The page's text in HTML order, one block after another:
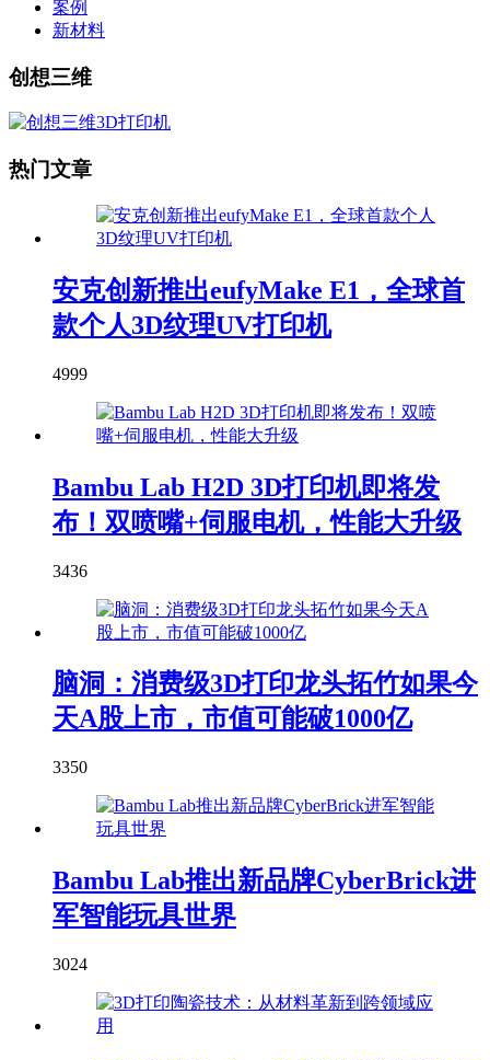
案例
新材料
创想三维
热门文章
安克创新推出eufyMake E1，全球首
款个人3D纹理UV打印机
4999
Bambu Lab H2D 3D打印机即将发
布！双喷嘴+伺服电机，性能大升级
3436
脑洞：消费级3D打印龙头拓竹如果今
天A股上市，市值可能破1000亿
3350
Bambu Lab推出新品牌CyberBrick进
军智能玩具世界
3024